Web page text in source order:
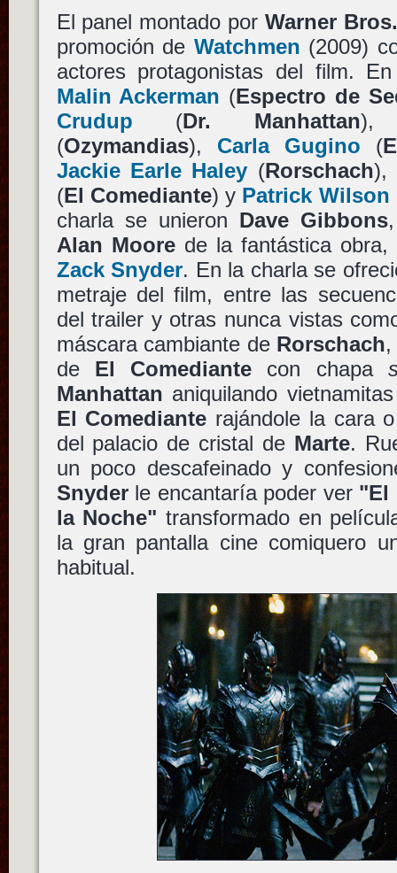
El panel montado porWarner Bros.
promoción de Watchmen (2009)
actores protagonistas del film.
Malin Ackerman (Espectro de
Crudup (Dr. Manhattan
(Ozymandias), Carla Gugino (
Jackie Earle Haley (Rorschach),
(El Comediante) y Patrick Wilson
charla se unieron Dave Gibbons
Alan Moorede la fantástica obra,
Zack Snyder. En la charla se
metraje del film, entre las
del trailer y otras nunca vistas
máscara cambiante de Rorschach
de El Comediante con chapa
Manhattan aniquilando
El Comediante rajándole la cara
del palacio de cristal de Marte.
un poco descafeinado y
Snyderle encantaría poder ver "El
la Noche" transformado en
la gran pantalla cine comiquero
habitual.